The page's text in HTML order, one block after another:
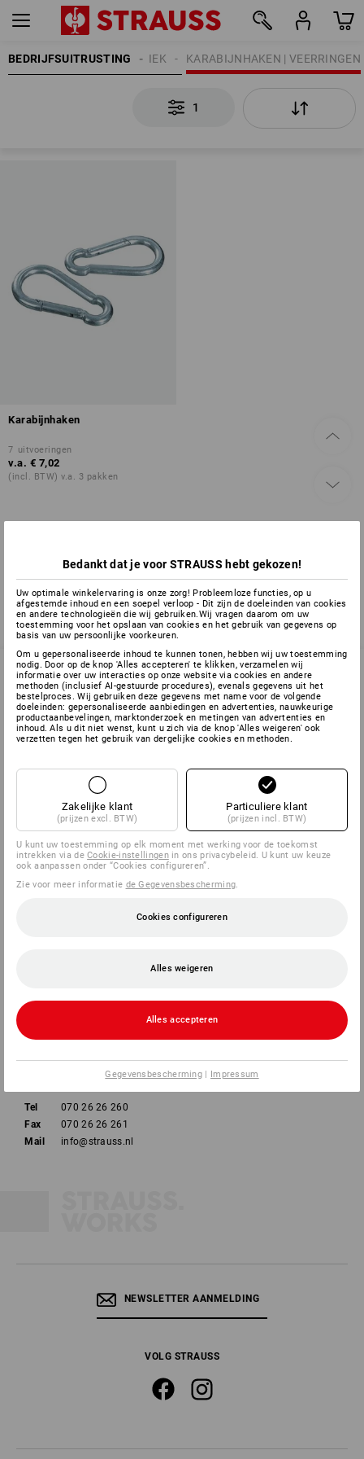
BEDRIJFSUITRUSTING KARABIJNHAKEN | VEERRINGEN
BEVESTIGINGSTECHNIEK
1
Karabijnhaken
7 uitvoeringen
v.a. € 7,02
(incl. BTW) v.a. 3 pakken
SERVICE 070 26 26 260
Logistiek Park Moerdijk
4782 JA Moerdijk
Tel
070 26 26 260
Fax
070 26 26 261
Mail
info@strauss.nl
NEWSLETTER AANMELDING
VOLG STRAUSS
Bedankt dat je voor STRAUSS hebt gekozen!
Uw optimale winkelervaring is onze zorg! Probleemloze functies, op u
afgestemde inhoud en een soepel verloop - Dit zijn de doeleinden van cookies
en andere technologieën die wij gebruiken.Wij vragen daarom om uw
toestemming voor het opslaan van cookies en het gebruik van gegevens op
basis van uw persoonlijke voorkeuren.
Om u gepersonaliseerde inhoud te kunnen tonen, hebben wij uw toestemming
nodig. Door op de knop 'Alles accepteren' te klikken, verzamelen wij
informatie over uw interacties op onze website via cookies en andere
methoden (inclusief AI-gestuurde procedures), evenals gegevens uit het
bestelproces. Wij gebruiken deze gegevens met name voor de volgende
doeleinden: gepersonaliseerde aanbiedingen en advertenties, nauwkeurige
productaanbevelingen, marktonderzoek en metingen van advertenties en
inhoud. Als u dit niet wenst, kunt u zich via de knop 'Alles weigeren' ook
verzetten tegen het gebruik van dergelijke cookies en methoden.
Zakelijke klant
(prijzen excl. BTW)
Particuliere klant
(prijzen incl. BTW)
U kunt uw toestemming op elk moment met werking voor de toekomst
intrekken via deCookie-instellingenin ons privacybeleid. U kunt uw keuze
ook aanpassen onder “Cookies configureren”.
Zie voor meer informatie de Gegevensbescherming
Cookies configureren
Alles weigeren
Alles accepteren
Gegevensbescherming | Impressum